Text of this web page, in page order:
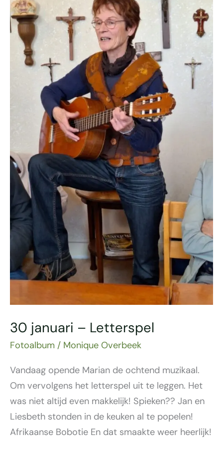
30 januari – Letterspel
Fotoalbum / Monique Overbeek
Vandaag opende Marian de ochtend muzikaal.
Om vervolgens het letterspel uit te leggen. Het
was niet altijd even makkelijk! Spieken?? Jan en
Liesbeth stonden in de keuken al te popelen!
Afrikaanse Bobotie En dat smaakte weer heerlijk!